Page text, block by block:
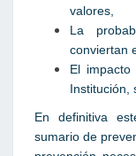
valores,
La
conviertan
El
En definitiva
sumario de